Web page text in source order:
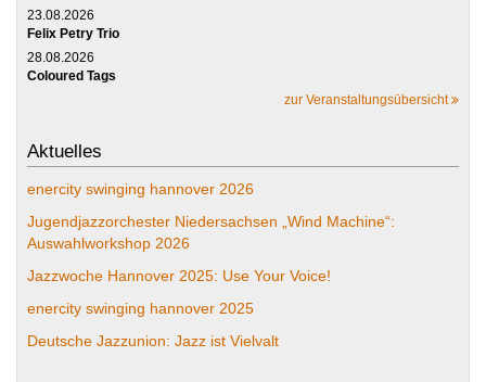
23.08.2026
Felix Petry Trio
28.08.2026
Coloured Tags
zur Veranstaltungsübersicht
Aktuelles
enercity swinging hannover 2026
Jugendjazzorchester Niedersachsen „Wind Machine“:
Auswahlworkshop 2026
Jazzwoche Hannover 2025: Use Your Voice!
enercity swinging hannover 2025
Deutsche Jazzunion: Jazz ist Vielvalt